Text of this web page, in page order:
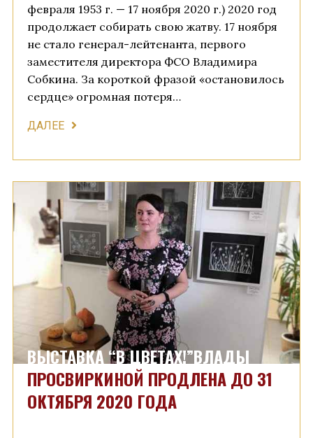
февраля 1953 г. — 17 ноября 2020 г.) 2020 год
продолжает собирать свою жатву. 17 ноября
не стало генерал-лейтенанта, первого
заместителя директора ФСО Владимира
Собкина. За короткой фразой «остановилось
сердце» огромная потеря…
ДАЛЕЕ
ВЫСТАВКА “В ЦВЕТАХ!”ВЛАДЫ
ПРОСВИРКИНОЙ ПРОДЛЕНА ДО 31
ОКТЯБРЯ 2020 ГОДА